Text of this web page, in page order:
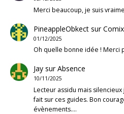
Merci beaucoup, je suis
PineappleObkectsur
01/12/2025
Oh quelle bonne idée ! Merci
JaysurAbsence
10/11/2025
Lecteur assidu mais
fait sur ces guides. Bon
évènements.…